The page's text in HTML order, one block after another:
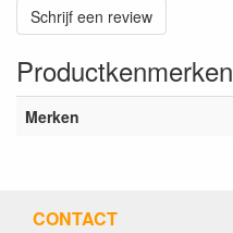
Schrijf een review
Productkenmerken
Merken
CONTACT